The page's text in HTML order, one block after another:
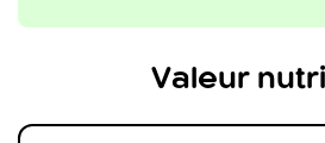
Valeur